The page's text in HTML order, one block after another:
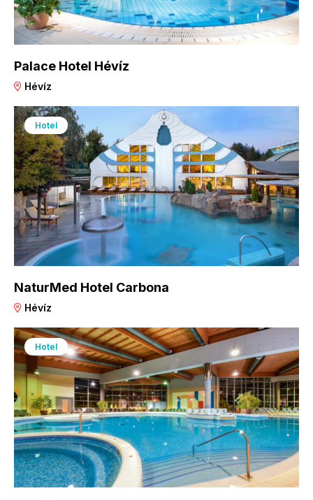
Palace Hotel Hévíz
Hévíz
Hotel
NaturMed Hotel Carbona
Hévíz
Hotel